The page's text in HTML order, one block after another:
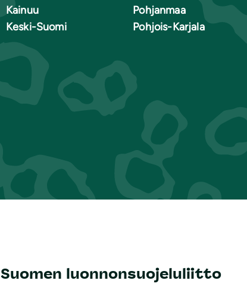
Kainuu
Keski-Suomi
Pohjanmaa
Pohjois-Karjala
Suomen luonnonsuojeluliitto